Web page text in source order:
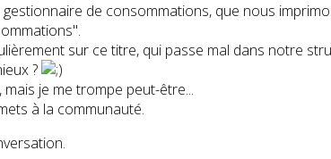
de consommations, que nous
sur ce titre, qui passe mal dans notre
?
je me trompe peut-être...
à la communauté.